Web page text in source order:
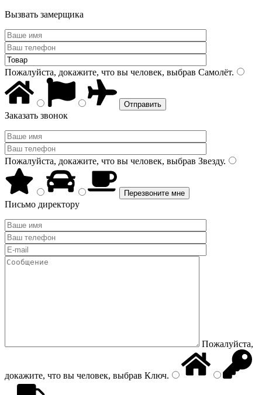
Вызвать замерщика
Пожалуйста, докажите, что вы человек, выбрав Самолёт.
Заказать звонок
Пожалуйста, докажите, что вы человек, выбрав Звезду.
Письмо директору
Пожалуйста,
докажите, что вы человек, выбрав Ключ.